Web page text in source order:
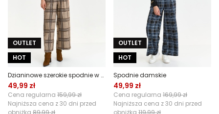
OUTLET
HOT
Dzianinowe szerokie spodnie w kratę
49,99 zł
Cena regularna 159,99 zł
Najniższa cena z 30 dni przed
obniżką 89,99 zł
OUTLET
HOT
Spodnie damskie
49,99 zł
Cena regularna 169,99 zł
Najniższa cena z 30 dni przed
obniżką 119,99 zł